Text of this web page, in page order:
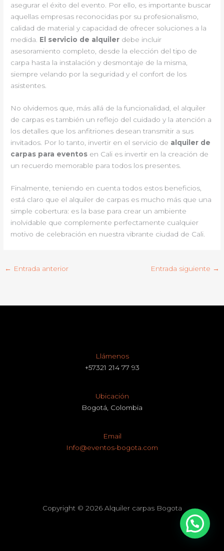
asegurar el éxito del evento. Por ello, es importante buscar
aquellas empresas reconocidas por su profesionalismo,
calidad de material y capacidad de ofrecer soluciones a la
medida. El servicio de alquiler debe incluir
asesoramiento completo, desde la elección del tipo de
carpa hasta la instalación y desmontaje de la misma,
siempre velando por la seguridad y el confort de los
asistentes.
No olvidemos que, más allá de la funcionalidad, el alquiler
de carpas es también un reflejo del cuidado y la atención a
los detalles que los anfitriones desean transmitir a sus
invitados. Por lo tanto, invertir en el servicio de alquiler de
carpas para eventos en Cali es invertir en la creación de
un recuerdo memorable para todos los presentes.
Finalmente, teniendo en cuenta todos estos beneficios,
está claro que el alquiler de carpas es mucho más que una
simple cobertura: es la base para crear un ambiente
inolvidable que complemente perfectamente cualquier
motivo de celebración en nuestra vibrante ciudad de Cali.
← Entrada anterior Entrada siguiente →
Llámenos
+57321 214 77 93
Ubicación
Bogotá, Colombia
Email
Info@eventos-bogota.com
Copyright © 2026 Alquiler carpas Bogota